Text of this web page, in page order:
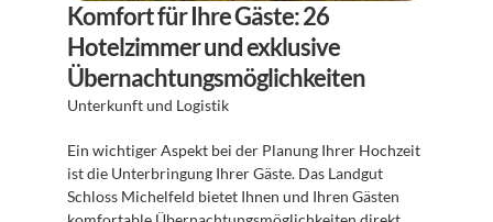
Komfort für Ihre Gäste: 26
Hotelzimmer und exklusive
Übernachtungsmöglichkeiten
Unterkunft und Logistik
Ein wichtiger Aspekt bei der Planung Ihrer Hochzeit
ist die Unterbringung Ihrer Gäste. Das Landgut
Schloss Michelfeld bietet Ihnen und Ihren Gästen